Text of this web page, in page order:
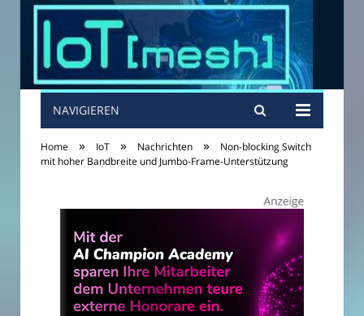
NAVIGIEREN
Home » IoT » Nachrichten »
Non-blocking Switch
mit hoher Bandbreite und Jumbo-Frame-Unterstützung